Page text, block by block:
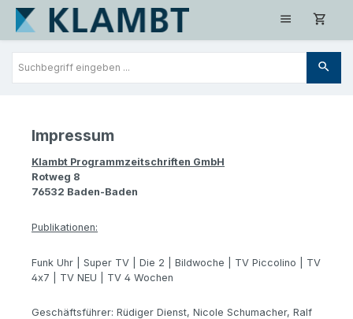
Zum Hauptinhalt springen
Impressum
Klambt Programmzeitschriften GmbH
Rotweg 8
76532 Baden-Baden
Publikationen:
Funk Uhr | Super TV | Die 2 | Bildwoche | TV Piccolino | TV
4x7 | TV NEU | TV 4 Wochen
Geschäftsführer: Rüdiger Dienst, Nicole Schumacher, Ralf